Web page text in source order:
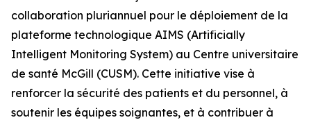
collaboration pluriannuel pour le déploiement de la
plateforme technologique AIMS (Artificially
Intelligent Monitoring System) au Centre universitaire
de santé McGill (CUSM). Cette initiative vise à
renforcer la sécurité des patients et du personnel, à
soutenir les équipes soignantes, et à contribuer à